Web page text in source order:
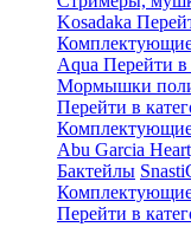
Kosadaka
Комплектующие
Aqua Перейти
Мормышки
Перейти в
Abu Garcia
Бактейлы
Комплектующие
Перейти в